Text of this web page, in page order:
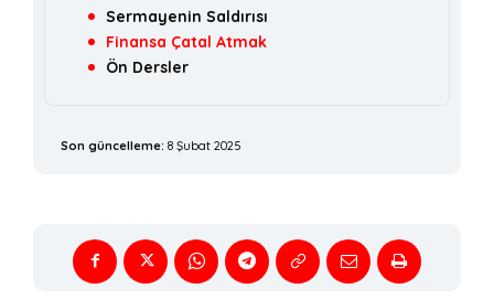
Sermayenin Saldırısı
Finansa Çatal Atmak
Ön Dersler
Son güncelleme: 8 Şubat 2025